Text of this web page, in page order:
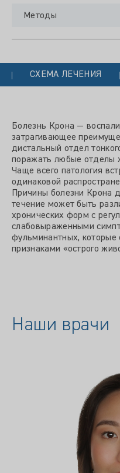
Методы
СХЕМА ЛЕЧЕНИЯ
Болезнь Крона —
затрагивающее
дистальный отдел
поражать любые отделы
Чаще всего патология
одинаковой
Причины болезни Крона
течение может быть
хронических форм с
слабовыраженными
фульминантных,
признаками «острого
Наши врачи